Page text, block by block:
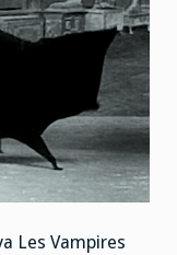
Les Vampires